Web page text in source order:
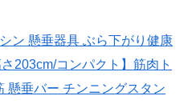
ン 懸垂器具 ぶら下がり健康
203cm/コンパクト】筋肉ト
懸垂バー チンニングスタン